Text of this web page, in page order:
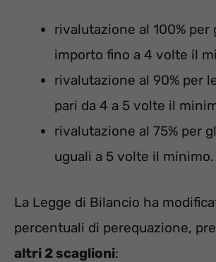
rivalutazione al 100% per
importo fino a 4 volte il
rivalutazione al 90% per
pari da 4 a 5 volte il
rivalutazione al 75% per
uguali a 5 volte il minimo.
La Legge di Bilancio ha
percentuali di perequazione,
altri 2 scaglioni: